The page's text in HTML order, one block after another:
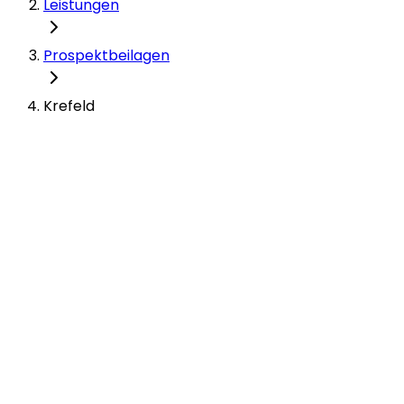
Leistungen
Prospektbeilagen
Krefeld